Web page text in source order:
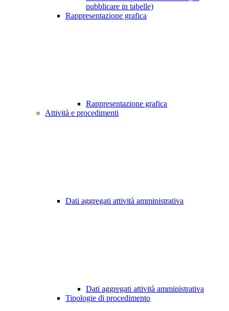
pubblicare in tabelle)
Rappresentazione grafica
Rappresentazione grafica
Attività e procedimenti
Dati aggregati attività amministrativa
Dati aggregati attività amministrativa
Tipologie di procedimento